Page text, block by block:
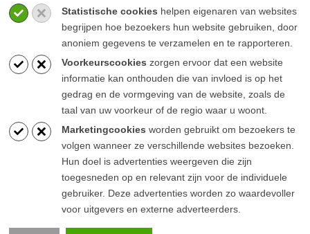
Statistische cookies helpen eigenaren van websites
begrijpen hoe bezoekers hun website gebruiken, door
anoniem gegevens te verzamelen en te rapporteren.
Voorkeurscookies zorgen ervoor dat een website
informatie kan onthouden die van invloed is op het
gedrag en de vormgeving van de website, zoals de
taal van uw voorkeur of de regio waar u woont.
Marketingcookies worden gebruikt om bezoekers te
volgen wanneer ze verschillende websites bezoeken.
Hun doel is advertenties weergeven die zijn
toegesneden op en relevant zijn voor de individuele
gebruiker. Deze advertenties worden zo waardevoller
voor uitgevers en externe adverteerders.
Algemene voorwaarden
Veelgestelde vragen
BLIJF OP DE HOOGTE
© Goesten & Goesten |Pink Raven